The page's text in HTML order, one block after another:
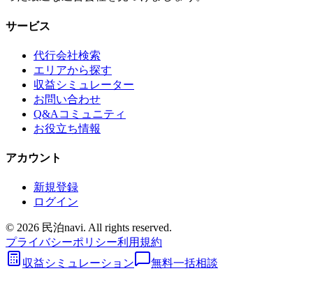
サービス
代行会社検索
エリアから探す
収益シミュレーター
お問い合わせ
Q&Aコミュニティ
お役立ち情報
アカウント
新規登録
ログイン
© 2026 民泊navi. All rights reserved.
プライバシーポリシー利用規約
収益シミュレーション
無料一括相談